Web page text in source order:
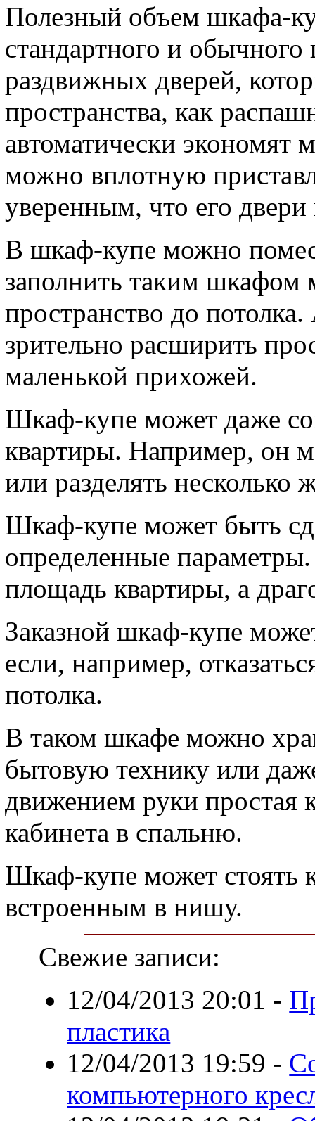
Полезный объем шкафа-
стандартного и обычного
раздвижных дверей,
пространства, как
автоматически экономят
можно вплотную
уверенным, что его
В шкаф-купе можно
заполнить таким шкафом
пространство до
зрительно расширить
маленькой прихожей.
Шкаф-купе может даже
квартиры. Например, он
или разделять несколько
Шкаф-купе может быть
определенные
площадь квартиры, а
Заказной шкаф-купе
если, например,
потолка.
В таком шкафе можно
бытовую технику или
движением руки простая
кабинета в спальню.
Шкаф-купе может стоять
встроенным в нишу.
Свежие записи:
12/04/2013 20:01 -
пластика
12/04/2013 19:59 -
компьютерного